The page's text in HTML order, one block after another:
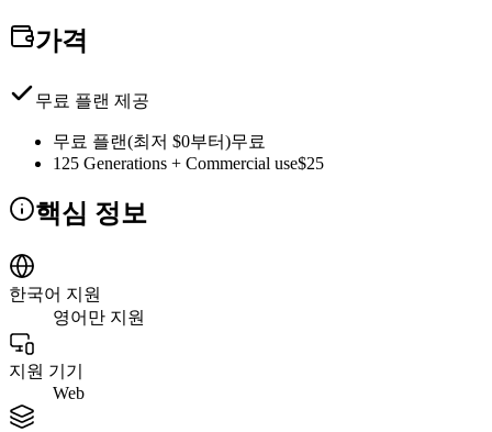
가격
무료 플랜 제공
무료 플랜(최저 $0부터)무료
125 Generations + Commercial use$25
핵심 정보
한국어 지원
영어만 지원
지원 기기
Web